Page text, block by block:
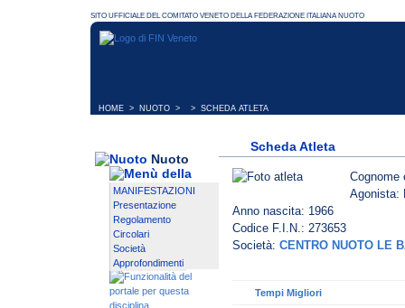
HOME > NUOTO > > SCHEDA ATLETA
Nuoto
MANIFESTAZIONI
Presentazione
Regolamento
Circolari
Società
Approfondimenti
Scheda Atleta
Agonista:
Anno nascita: 1966
Codice F.I.N.: 273653
Società: CENTRO NUOTO LE
Tempi Migliori